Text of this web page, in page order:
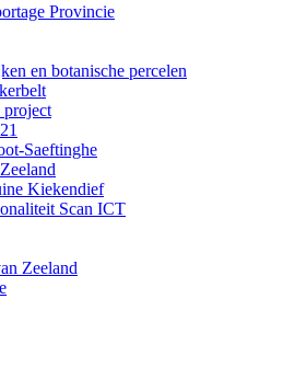
Provincie
en botanische percelen
Saeftinghe
Kiekendief
Scan ICT
Zeeland